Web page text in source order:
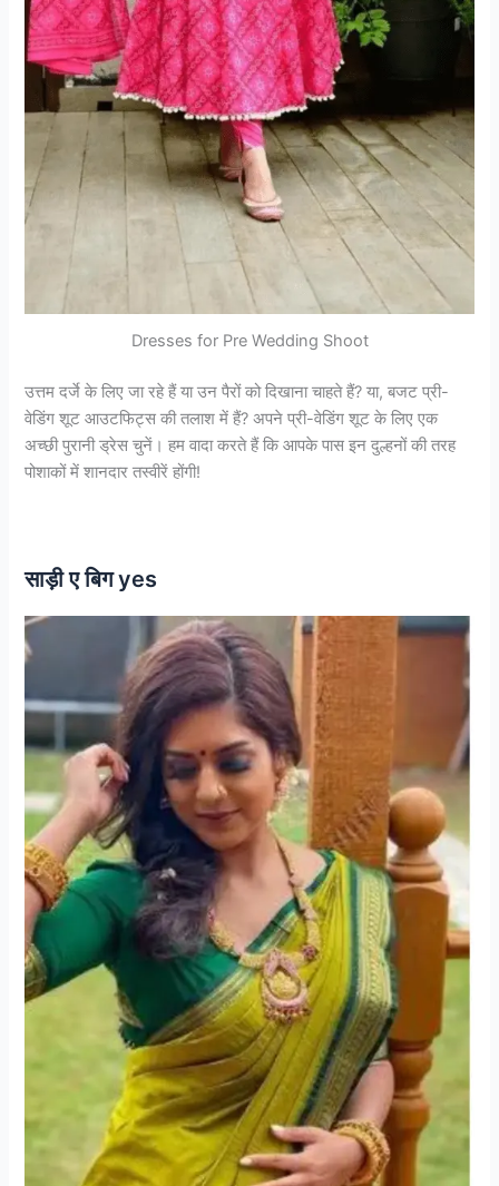
Dresses for Pre Wedding Shoot
उत्तम दर्जे के लिए जा रहे हैं या उन पैरों को दिखाना चाहते हैं? या, बजट प्री-
वेडिंग शूट आउटफिट्स की तलाश में हैं? अपने प्री-वेडिंग शूट के लिए एक
अच्छी पुरानी ड्रेस चुनें। हम वादा करते हैं कि आपके पास इन दुल्हनों की तरह
पोशाकों में शानदार तस्वीरें होंगी!
साड़ी ए बिग yes